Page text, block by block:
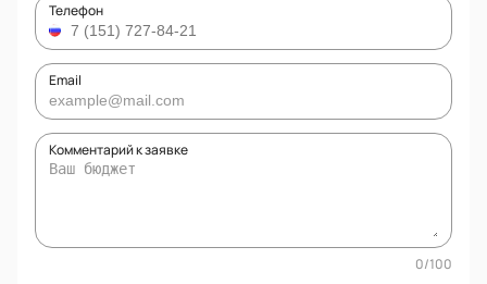
Телефон
Email
Комментарий к заявке
0/100